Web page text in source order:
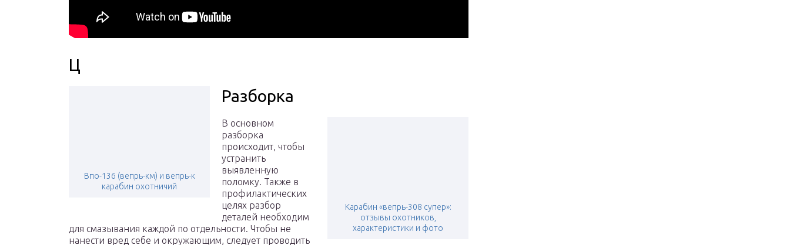
Ц
Впо-136 (вепрь-км) и вепрь-к
карабин охотничий
Разборка
Карабин «вепрь-308 супер»:
отзывы охотников,
характеристики и фото
В основном
разборка
происходит, чтобы
устранить
выявленную
поломку. Также в
профилактических
целях разбор
деталей необходим
для смазывания каждой по отдельности. Чтобы не
нанести вред себе и окружающим, следует проводить